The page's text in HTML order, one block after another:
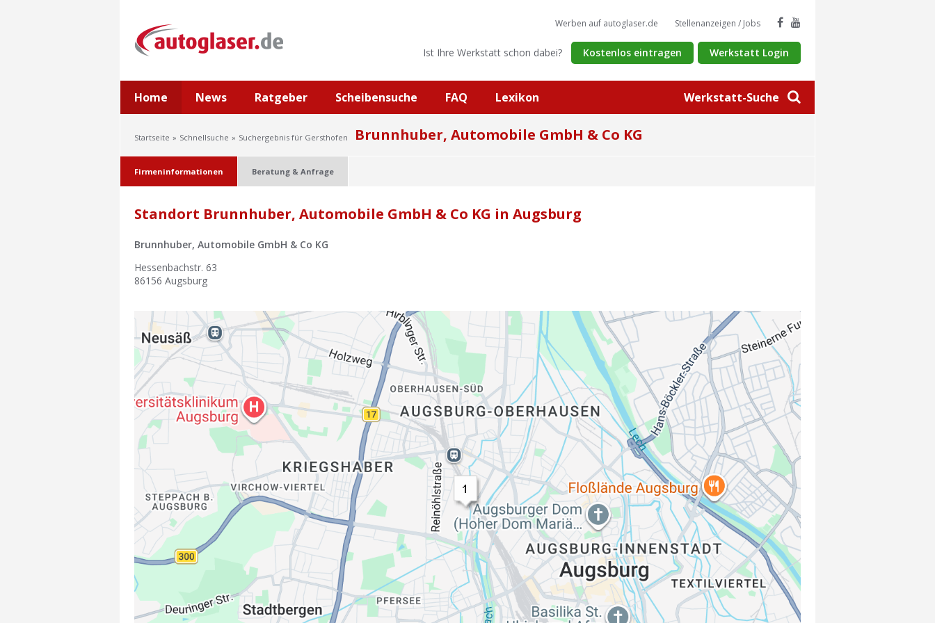
Werkstatt-Suche
Werben auf autoglaser.de Stellenanzeigen / Jobs
Ist Ihre Werkstatt schon dabei? Kostenlos eintragen Werkstatt Login
Home News Ratgeber Scheibensuche FAQ Lexikon
Startseite Schnellsuche Suchergebnis für Gersthofen Brunnhuber, Automobile GmbH & Co KG
Firmeninformationen Beratung & Anfrage
Standort Brunnhuber, Automobile GmbH & Co KG in Augsburg
Brunnhuber, Automobile GmbH & Co KG
Hessenbachstr. 63
86156 Augsburg